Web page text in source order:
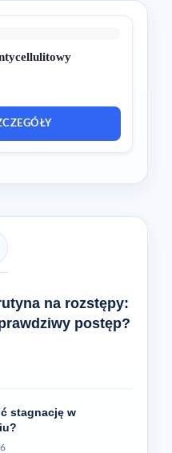
na rozstępy:
postęp?
stagnację w